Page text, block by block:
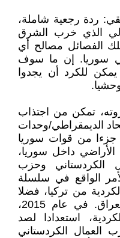
ردة رجعية شاملة،
الذي خرب الشرق
الفصائل مصالح أي
سوريا. إن ما سوف
للكرد أن يجدوا
تمكن من اجتذاب
الديمقراطي/وحدات
جزءا من قوات سوريا
داخل سوريا،
وحزب
الواقع في سلسلة
من تركيا، فضلا
عن النفوذ الكبير في إيران والعراق. في عام 2015،
استعدادا لصد
العمال الكردستاني